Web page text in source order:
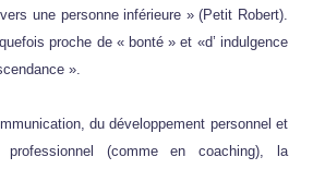
une personne inférieure » (Petit Robert).
proche de « bonté » et «d’ indulgence
».
du développement personnel et
professionnel (comme en coaching), la